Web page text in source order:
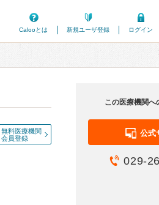
Calooとは
新規ユーザ登録 ログイン
無料医療機関
会員登録
この医療機関へ
公式
029-